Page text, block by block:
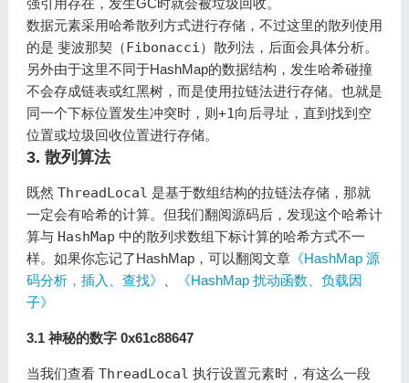
强引用存在，发生GC时就会被垃圾回收。
数据元素采用哈希散列方式进行存储，不过这里的散列使用
的是 斐波那契（Fibonacci）散列法，后面会具体分析。
另外由于这里不同于HashMap的数据结构，发生哈希碰撞
不会存成链表或红黑树，而是使用拉链法进行存储。也就是
同一个下标位置发生冲突时，则 +1向后寻址 ，直到找到空
位置或垃圾回收位置进行存储。
3. 散列算法
既然 ThreadLocal 是基于数组结构的拉链法存储，那就
一定会有哈希的计算。但我们翻阅源码后，发现这个哈希计
算与 HashMap 中的散列求数组下标计算的哈希方式不一
样。如果你忘记了HashMap，可以翻阅文章《HashMap 源
码分析，插入、查找》
《HashMap 扰动函数、负载因
子》
3.1 神秘的数字 0x61c88647
当我们查看 ThreadLocal 执行设置元素时，有这么一段